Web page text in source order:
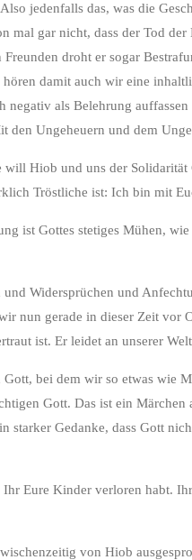
jedenfalls das, was die
mal gar nicht, dass der Tod
Freunden droht er sogar
damit auch wir eine
negativ als Belehrung
Ungeheuern und dem
will Hiob und uns der
Tröstliche ist: Ich bin mit
ist Gottes stetiges Mühen,
Widersprüchen und
nun gerade in dieser Zeit vor
ist. Er leidet an unserer
bei dem wir so etwas wie
Gott. Das ist ein
starker Gedanke, dass Gott
Eure Kinder verloren habt.
von Hiob